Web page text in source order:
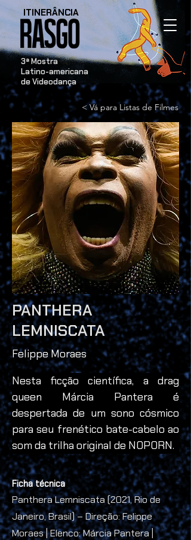
ITINERÂNCIA
​3ª Mostra
Latino-americana
de Videodança
< Vá para Listas de Filmes
PANTHERA
LEMNISCATA
Felippe Moraes
Nesta ficção científica, a drag
queen Márcia Pantera é
despertada de um sono cósmico
para seu frenético bate-cabelo ao
som da trilha original de NOPORN.
Ficha técnica
Panthera Lemniscata (2021, Rio de
Janeiro, Brasil) – Direção: Felippe
Moraes | Elenco: Márcia Pantera |